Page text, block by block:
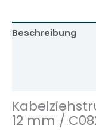
a
u
-
Beschreibung
12 mm /